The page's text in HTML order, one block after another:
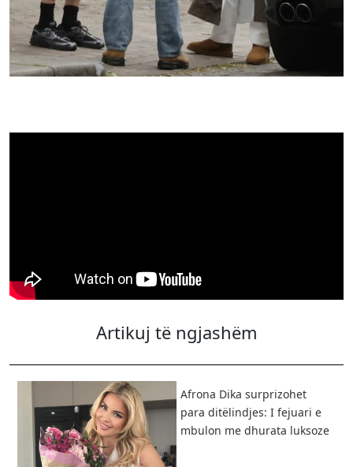
Artikuj të ngjashëm
Afrona Dika surprizohet
para ditëlindjes: I fejuari e
mbulon me dhurata luksoze